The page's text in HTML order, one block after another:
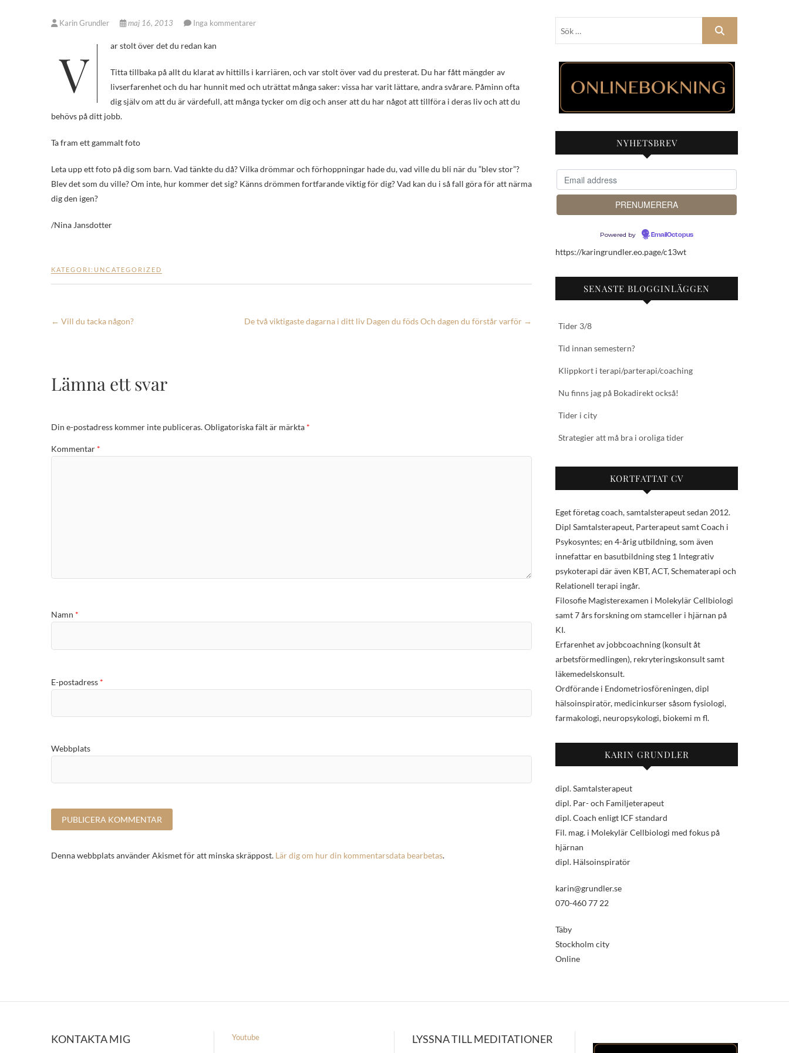
Karin Grundler maj 16, 2013 Inga kommentarer
Var stolt över det du redan kan
Titta tillbaka på allt du klarat av hittills i karriären, och var stolt över vad du presterat. Du har fått mängder av
livserfarenhet och du har hunnit med och uträttat många saker: vissa har varit lättare, andra svårare. Påminn ofta
dig själv om att du är värdefull, att många tycker om dig och anser att du har något att tillföra i deras liv och att du
behövs på ditt jobb.
Ta fram ett gammalt foto
Leta upp ett foto på dig som barn. Vad tänkte du då? Vilka drömmar och förhoppningar hade du, vad ville du bli när du ”blev stor”?
Blev det som du ville? Om inte, hur kommer det sig? Känns drömmen fortfarande viktig för dig? Vad kan du i så fall göra för att närma
dig den igen?
/Nina Jansdotter
KATEGORI: UNCATEGORIZED
← Vill du tacka någon? De två viktigaste dagarna i ditt liv Dagen du föds Och dagen du förstår varför →
Lämna ett svar
Din e-postadress kommer inte publiceras.Obligatoriska fält är märkta *
Kommentar *
Namn *
E-postadress *
Webbplats
Denna webbplats använder Akismet för att minska skräppost. Lär dig om hur din kommentarsdata bearbetas.
NYHETSBREV
Powered by EmailOctopus
https://karingrundler.eo.page/c13wt
SENASTE BLOGGINLÄGGEN
Tider 3/8
Tid innan semestern?
Klippkort i terapi/parterapi/coaching
Nu finns jag på Bokadirekt också!
Tider i city
Strategier att må bra i oroliga tider
KORTFATTAT CV
Eget företag coach, samtalsterapeut sedan 2012.
Dipl Samtalsterapeut, Parterapeut samt Coach i
Psykosyntes; en 4-årig utbildning, som även
innefattar en basutbildning steg 1 Integrativ
psykoterapi där även KBT, ACT, Schematerapi och
Relationell terapi ingår.
Filosofie Magisterexamen i Molekylär Cellbiologi
samt 7 års forskning om stamceller i hjärnan på
KI.
Erfarenhet av jobbcoachning (konsult åt
arbetsförmedlingen), rekryteringskonsult samt
läkemedelskonsult.
Ordförande i Endometriosföreningen, dipl
hälsoinspiratör, medicinkurser såsom fysiologi,
farmakologi, neuropsykologi, biokemi m fl.
KARIN GRUNDLER
dipl. Samtalsterapeut
dipl. Par- och Familjeterapeut
dipl. Coach enligt ICF standard
Fil. mag. i Molekylär Cellbiologi med fokus på
hjärnan
dipl. Hälsoinspiratör
karin@grundler.se
070-460 77 22
Täby
Stockholm city
Online
KONTAKTA MIG Youtube LYSSNA TILL MEDITATIONER